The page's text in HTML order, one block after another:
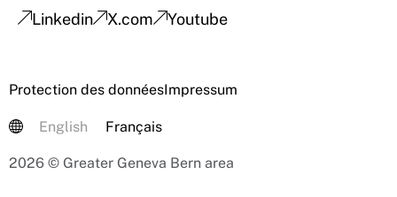
Linkedin X.com Youtube
Protection des donnéesImpressum
English Français
2026 © Greater Geneva Bern area